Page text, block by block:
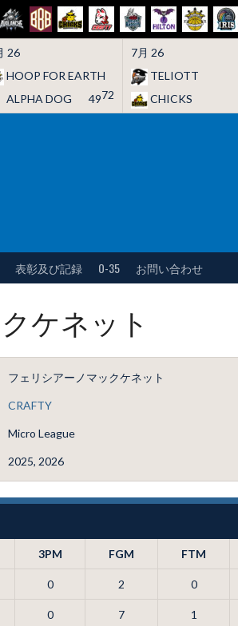
26
HOOP FOR EARTH
72
ALPHA DOG 49
7月 26
TELIOTT
CHICKS
表彰及び記録 O-35 お問い合わせ
ケネット
フェリシアーノマックケネット
CRAFTY
Micro League
2025, 2026
3PM FGM FTM
0 2 0
0 7 1